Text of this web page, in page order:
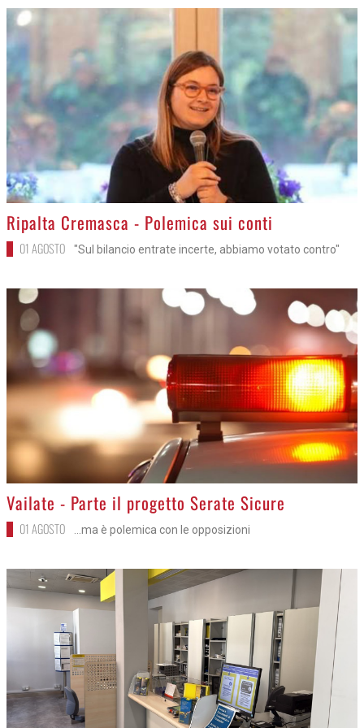
>
Ripalta Cremasca - Polemica sui conti
01 AGOSTO "Sul bilancio entrate incerte, abbiamo votato contro"
>
Vailate - Parte il progetto Serate Sicure
01 AGOSTO ...ma è polemica con le opposizioni